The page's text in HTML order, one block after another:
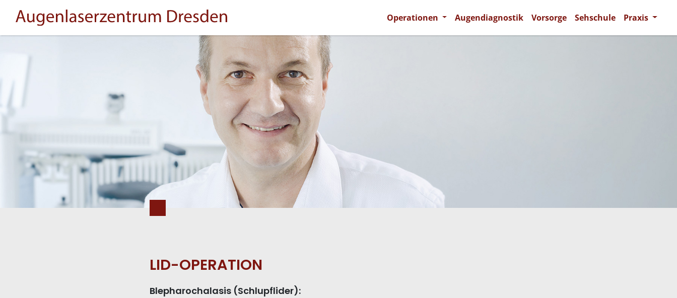
Operationen Augendiagnostik Vorsorge Sehschule Praxis
LID-OPERATION
Blepharochalasis (Schlupflider):